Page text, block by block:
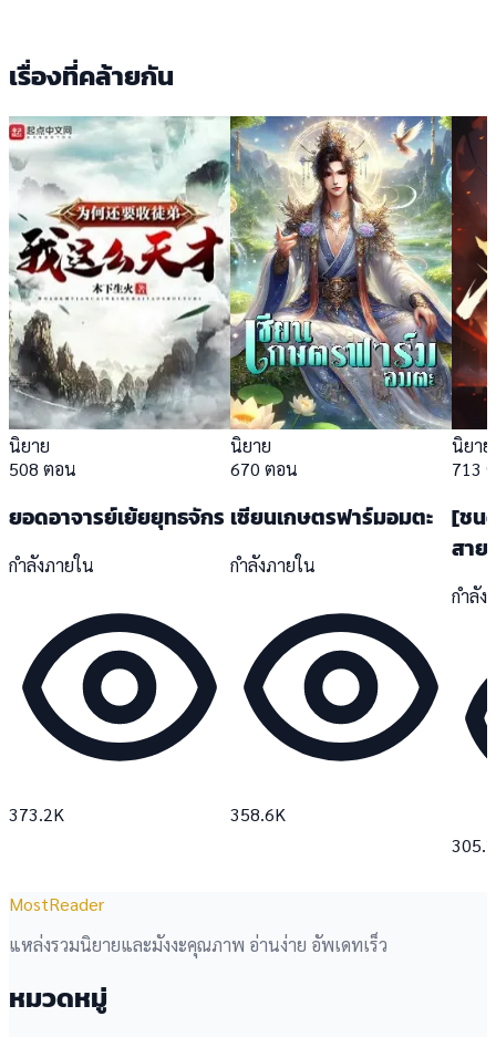
เรื่องที่คล้ายกัน
นิยาย
508 ตอน
ยอดอาจารย์เย้ยยุทธจักร
กำลังภายใน
373.2K
นิยาย
670 ตอน
เซียนเกษตรฟาร์มอมตะ
กำลังภายใน
358.6K
นิยาย
713
[ชน
สาย
กำลัง
MostReader
แหล่งรวมนิยายและมังงะคุณภาพ อ่านง่าย อัพเดทเร็ว
หมวดหมู่